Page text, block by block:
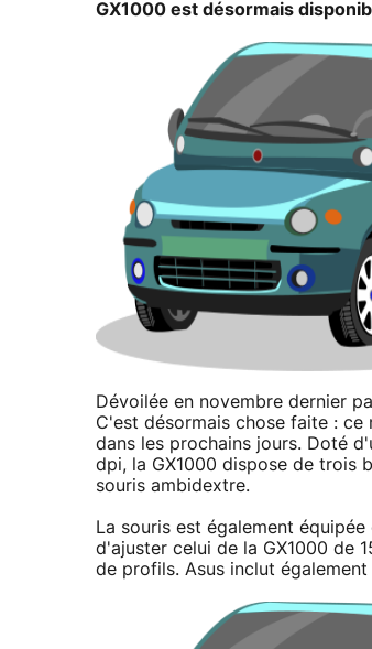
GX1000 est désormais
Dévoilée en novembre dernier
C'est désormais chose faite :
dans les prochains jours. Doté
dpi, la GX1000 dispose de trois
souris ambidextre.
La souris est également
d'ajuster celui de la GX1000 de
de profils. Asus inclut